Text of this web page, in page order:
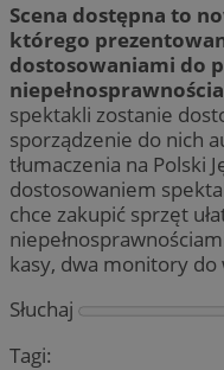
Scena dostępna to
którego
dostosowaniami do
spektakli zostanie
sporządzenie do nich
tłumaczenia na Polski
dostosowaniem
chce zakupić sprzęt
kasy, dwa monitory
Słuchaj
Tagi: